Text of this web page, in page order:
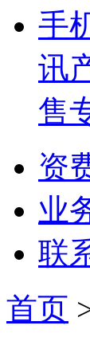
手
讯
售
资
业
联
首页